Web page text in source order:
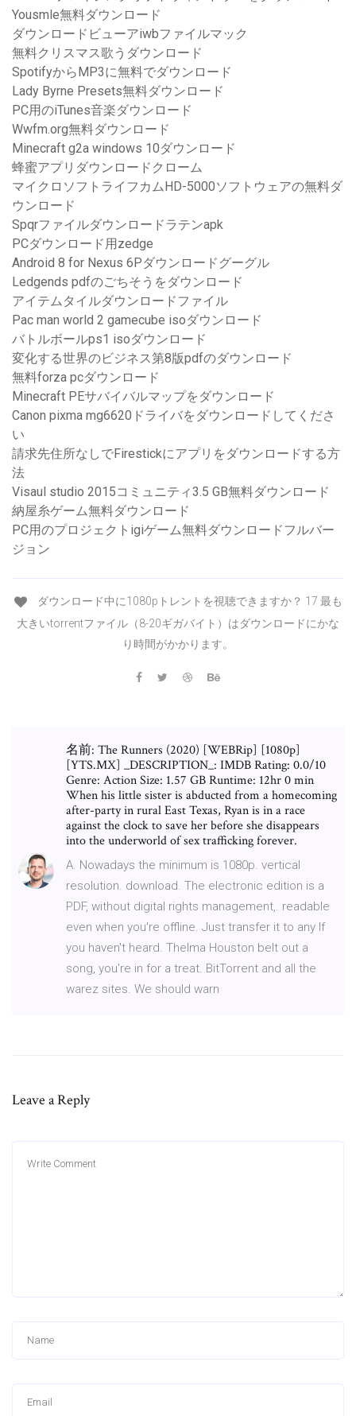
Yousmle無料ダウンロード
ダウンロードビューアiwbファイルマック
無料クリスマス歌うダウンロード
SpotifyからMP3に無料でダウンロード
Lady Byrne Presets無料ダウンロード
PC用のiTunes音楽ダウンロード
Wwfm.org無料ダウンロード
Minecraft g2a windows 10ダウンロード
蜂蜜アプリダウンロードクローム
マイクロソフトライフカムHD-5000ソフトウェアの無料ダ
ウンロード
Spqrファイルダウンロードラテンapk
PCダウンロード用zedge
Android 8 for Nexus 6Pダウンロードグーグル
Ledgends pdfのごちそうをダウンロード
アイテムタイルダウンロードファイル
Pac man world 2 gamecube isoダウンロード
バトルボールps1 isoダウンロード
変化する世界のビジネス第8版pdfのダウンロード
無料forza pcダウンロード
Minecraft PEサバイバルマップをダウンロード
Canon pixma mg6620ドライバをダウンロードしてくださ
い
請求先住所なしでFirestickにアプリをダウンロードする方
法
Visaul studio 2015コミュニティ3.5 GB無料ダウンロード
納屋糸ゲーム無料ダウンロード
PC用のプロジェクトigiゲーム無料ダウンロードフルバー
ジョン
ダウンロード中に1080pトレントを視聴できますか？ 17 最も
大きいtorrentファイル（8-20ギガバイト）はダウンロードにかな
り時間がかかります。
名前: The Runners (2020) [WEBRip] [1080p]
[YTS.MX] _DESCRIPTION_: IMDB Rating: 0.0/10
Genre: Action Size: 1.57 GB Runtime: 12hr 0 min
When his little sister is abducted from a homecoming
after-party in rural East Texas, Ryan is in a race
against the clock to save her before she disappears
into the underworld of sex trafficking forever.
A. Nowadays the minimum is 1080p. vertical
resolution. download. The electronic edition is a
PDF, without digital rights management,. readable
even when you're offline. Just transfer it to any If
you haven't heard. Thelma Houston belt out a
song, you're in for a treat. BitTorrent and all the
warez sites. We should warn
Leave a Reply